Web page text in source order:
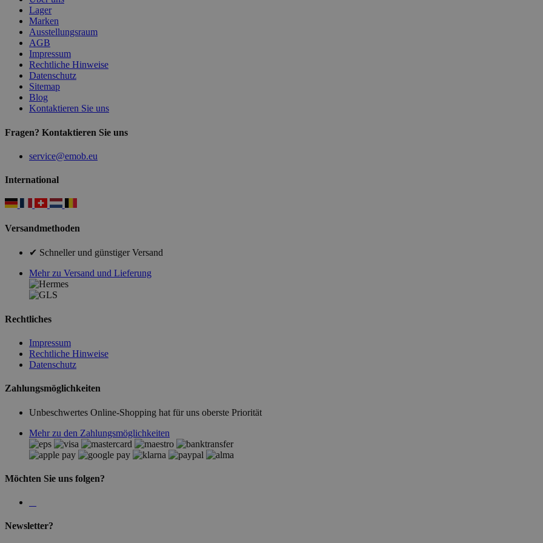
Lager
Marken
Ausstellungsraum
AGB
Impressum
Rechtliche Hinweise
Datenschutz
Sitemap
Blog
Kontaktieren Sie uns
Fragen? Kontaktieren Sie uns
service@emob.eu
International
Versandmethoden
✔ Schneller und günstiger Versand
Mehr zu Versand und Lieferung
Rechtliches
Impressum
Rechtliche Hinweise
Datenschutz
Zahlungsmöglichkeiten
Unbeschwertes Online-Shopping hat für uns oberste Priorität
Mehr zu den Zahlungsmöglichkeiten
Möchten Sie uns folgen?
Newsletter?